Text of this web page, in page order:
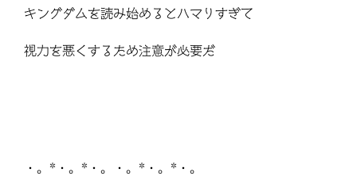
キングダムを読み始めるとハマりすぎて
視力を悪くするため注意が必要だ
・。*・。*・。・。*・。*・。